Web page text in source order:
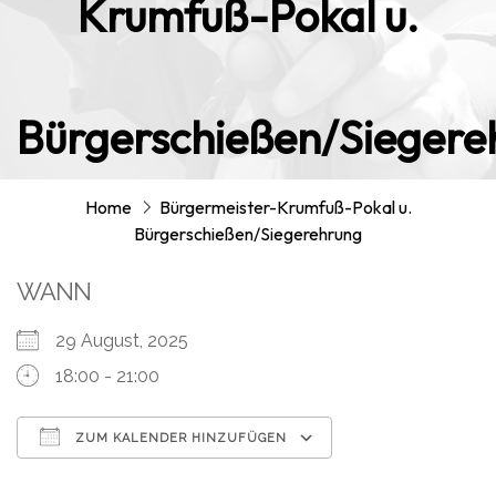
Krumfuß-Pokal u.
Bürgerschießen/
Home
Bürgermeister-Krumfuß-Pokal u.
Bürgerschießen/Siegerehrung
WANN
29 August, 2025
18:00 - 21:00
ZUM KALENDER HINZUFÜGEN